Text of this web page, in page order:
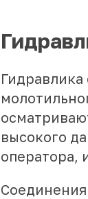
высокого
оператора,